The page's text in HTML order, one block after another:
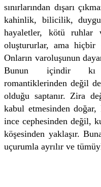
sınırlarından dışarı
kahinlik, bilicilik,
hayaletler, kötü
oluştururlar, ama hiçbir
Onların varoluşunun
Bunun içindir kı
romantiklerinden değil
olduğu saptanır. Zira
kabul etmesinden doğar,
ince cephesinden değil,
köşesinden yaklaşır.
uçurumla ayrılır ve